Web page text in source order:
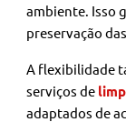
ambiente. Isso
preservação
A flexibilidade
serviços de
adaptados de